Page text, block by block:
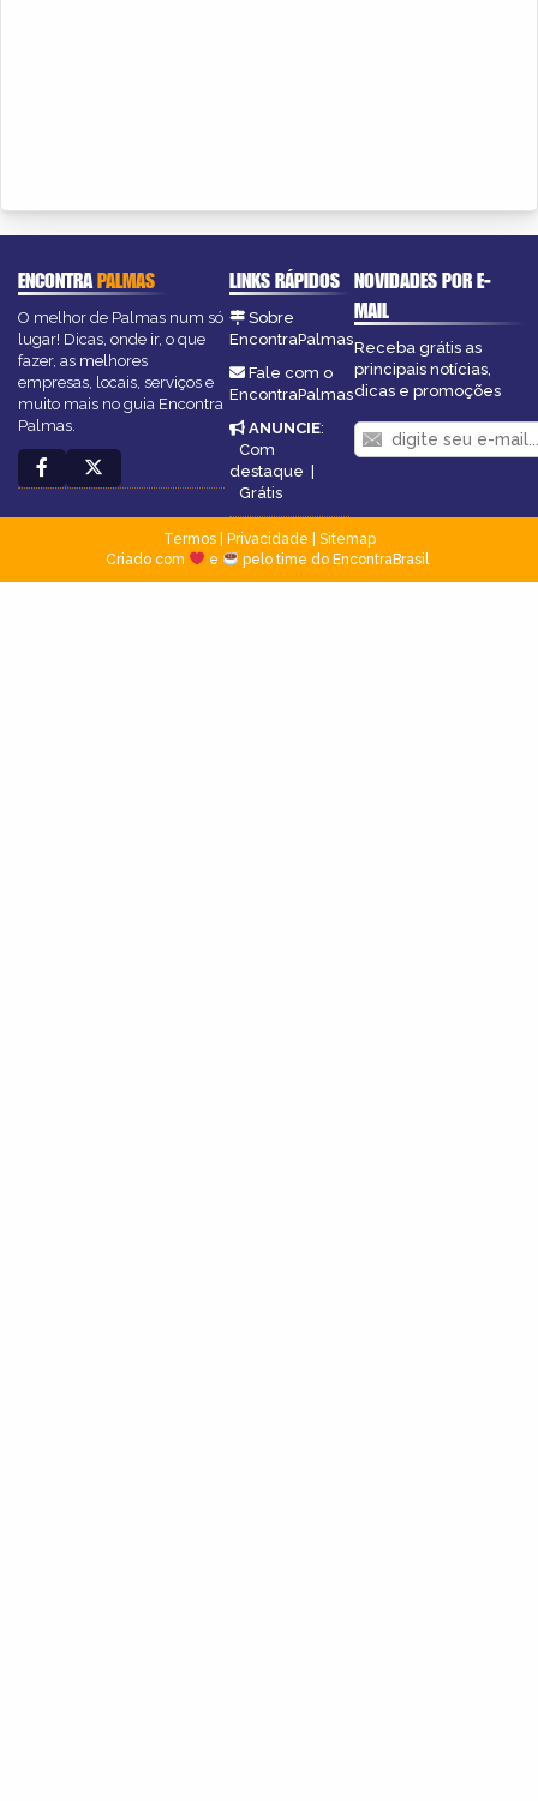
ENCONTRAPALMAS
O melhor de Palmas num só
lugar! Dicas, onde ir, o que
fazer, as melhores
empresas, locais, serviços e
muito mais no guia Encontra
Palmas.
LINKS RÁPIDOS
Sobre
EncontraPalmas
Fale com o
EncontraPalmas
ANUNCIE:
Com
destaque |
Grátis
NOVIDADES POR E-
MAIL
Receba grátis as
principais notícias,
dicas e promoções
Termos| Privacidade
Sitemap
Criado com
e pelo time do EncontraBrasil